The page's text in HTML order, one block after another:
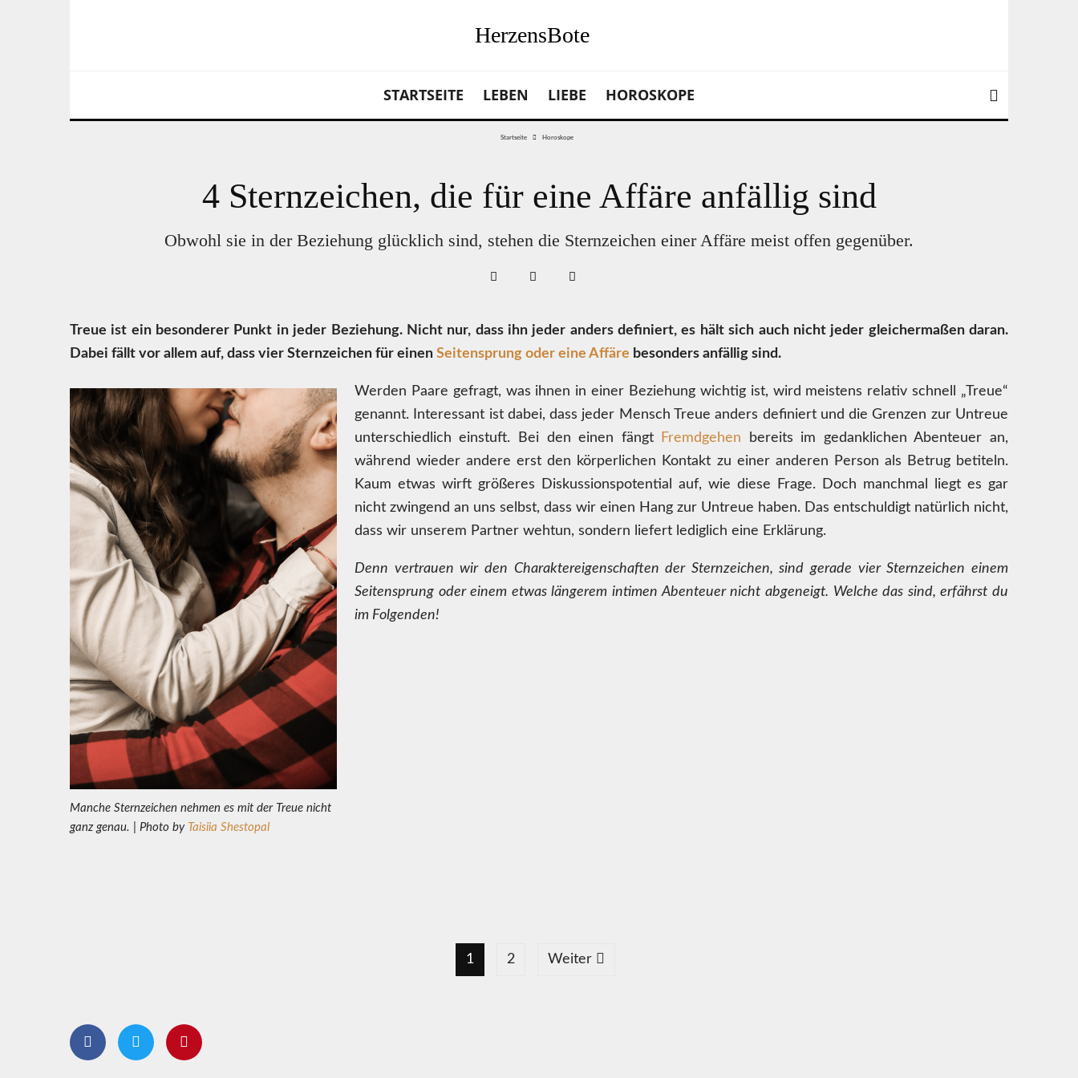
HerzensBote
STARTSEITE LEBEN LIEBE HOROSKOPE
Startseite Horoskope
4 Sternzeichen, die für eine Affäre anfällig sind
Obwohl sie in der Beziehung glücklich sind, stehen die Sternzeichen einer Affäre meist offen gegenüber.
Treue ist ein besonderer Punkt in jeder Beziehung. Nicht nur, dass ihn jeder anders definiert, es hält sich auch nicht jeder gleichermaßen daran.
Dabei fällt vor allem auf, dass vier Sternzeichen für einen Seitensprung oder eine Affäre besonders anfällig sind.
Manche Sternzeichen nehmen es mit der Treue nicht
ganz genau. | Photo by Taisiia Shestopal
Werden Paare gefragt, was ihnen in einer Beziehung wichtig ist, wird meistens relativ schnell „Treue“
genannt. Interessant ist dabei, dass jeder Mensch Treue anders definiert und die Grenzen zur Untreue
unterschiedlich einstuft. Bei den einen fängt
Fremdgehen bereits im gedanklichen Abenteuer an,
während wieder andere erst den körperlichen Kontakt zu einer anderen Person als Betrug betiteln.
Kaum etwas wirft größeres Diskussionspotential auf, wie diese Frage. Doch manchmal liegt es gar
nicht zwingend an uns selbst, dass wir einen Hang zur Untreue haben. Das entschuldigt natürlich nicht,
dass wir unserem Partner wehtun, sondern liefert lediglich eine Erklärung.
Denn vertrauen wir den Charaktereigenschaften der Sternzeichen, sind gerade vier Sternzeichen einem
Seitensprung oder einem etwas längerem intimen Abenteuer nicht abgeneigt. Welche das sind, erfährst du
im Folgenden!
1 2 Weiter